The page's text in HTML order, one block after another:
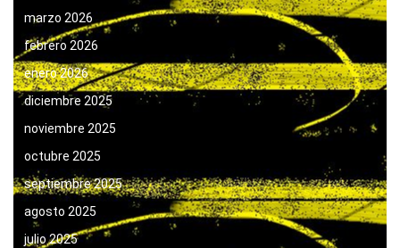
marzo 2026
febrero 2026
enero 2026
diciembre 2025
noviembre 2025
octubre 2025
septiembre 2025
agosto 2025
julio 2025